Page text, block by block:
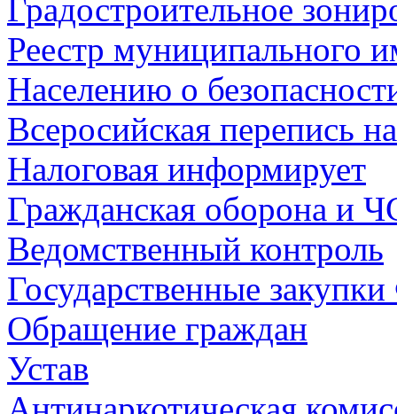
Градостроительное
Реестр муниципального
Населению о
Всеросийская перепись
Налоговая информирует
Гражданская оборона и
Ведомственный контроль
Государственные
Обращение граждан
Устав